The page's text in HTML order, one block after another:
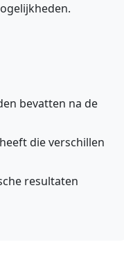
bevatten na de
die verschillen
resultaten